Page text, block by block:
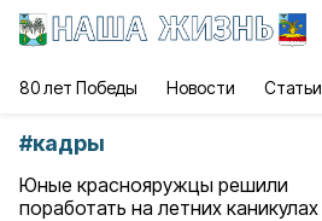
80 лет Победы Новости Статьи
#кадры
Юные краснояружцы решили
поработать на летних каникулах